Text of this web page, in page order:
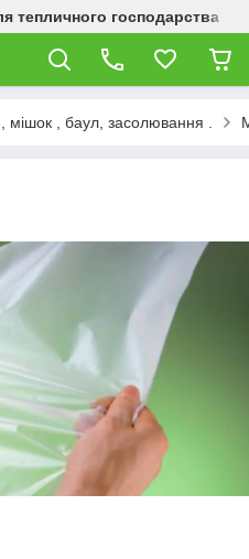
тепличного господарства
мішок , баул, засолювання .